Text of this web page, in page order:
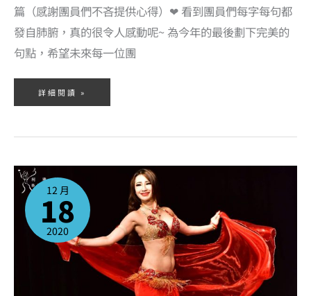
篇（感謝團員們不吝提供心得）❤ 看到團員們每字每句都
發自肺腑，真的很令人感動呢~ 為今年的最後劃下完美的
句點，希望未來每一位團
詳細閱讀 »
12 月
18
2020
12
月
肚
課
程
精
選
紹